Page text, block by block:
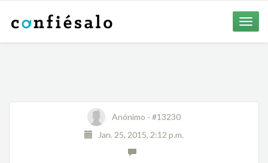
Toggle
Anónimo - #13230
Jan. 25, 2015, 2:12 p.m.